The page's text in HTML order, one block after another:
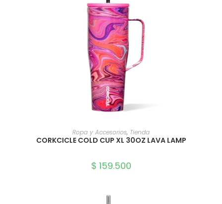
SELECCIONAR OPCIONES
Ropa y Accesorios, Tienda
CORKCICLE COLD CUP XL 30OZ LAVA LAMP
$ 159.500